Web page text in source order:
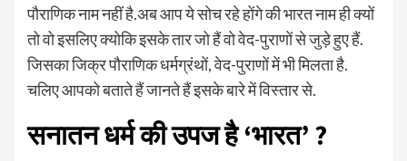
पौराणिक नाम नहीं है.अब आप ये सोच रहे होंगे की भारत नाम ही क्यों
तो वो इसलिए क्योकि इसके तार जो हैं वो वेद-पुराणों से जुड़े हुए हैं.
जिसका जिक्र पौराणिक धर्मग्रंथों, वेद-पुराणों में भी मिलता है.
चलिए आपको बताते हैं जानते हैं इसके बारे में विस्तार से.
सनातन धर्म की उपज है ‘भारत’ ?